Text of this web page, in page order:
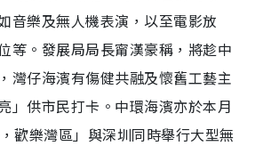
音樂及無人機表演，以至電影放
等。發展局局長甯漢豪稱，將趁中
灣仔海濱有傷健共融及懷舊工藝主
」供市民打卡。中環海濱亦於本月
歡樂灣區」與深圳同時舉行大型無